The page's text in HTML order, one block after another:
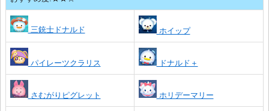
三銃士ドナルド ホイップ
パイレーツクラリス ドナルド＋
さむがりピグレット ホリデーマリー